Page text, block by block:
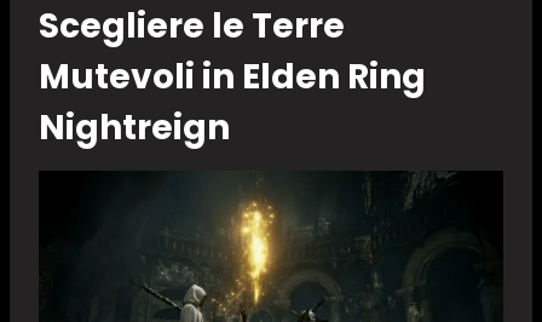
Scegliere le Terre
Mutevoli in Elden Ring
Nightreign